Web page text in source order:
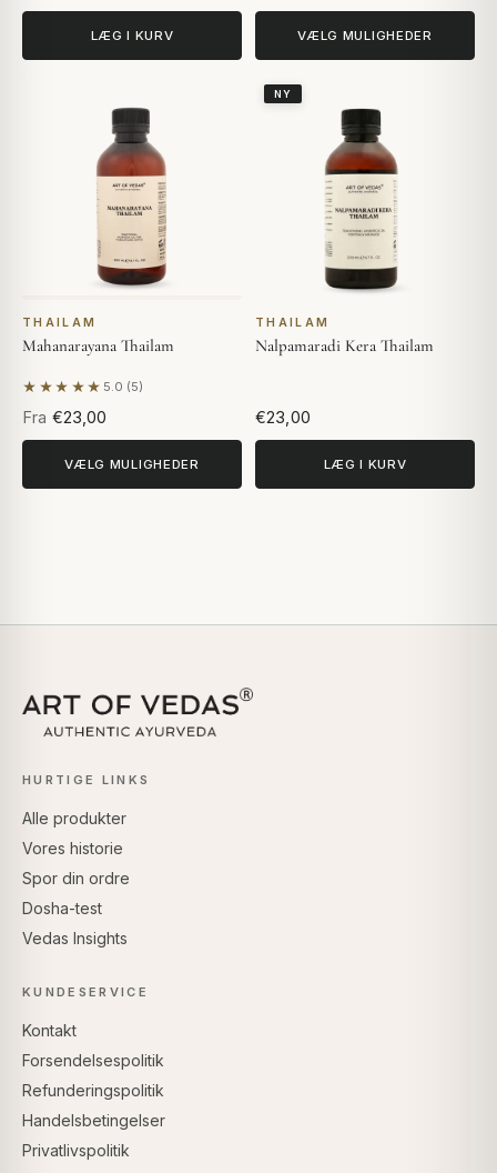
LÆG I KURV VÆLG MULIGHEDER
THAILAM
Mahanarayana Thailam
★★★★★ 5.0 (5)
Baseret på 5 anmeldelser
Fra €23,00
VÆLG MULIGHEDER
NY
THAILAM
Nalpamaradi Kera Thailam
€23,00
LÆG I KURV
HURTIGE LINKS
Alle produkter
Vores historie
Spor din ordre
Dosha-test
Vedas Insights
KUNDESERVICE
Kontakt
Forsendelsespolitik
Refunderingspolitik
Handelsbetingelser
Privatlivspolitik